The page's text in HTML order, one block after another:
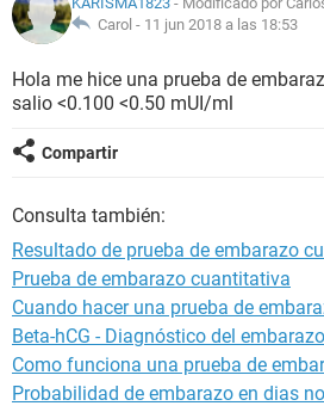
Carol - 11 jun 2018 a las 18:53
Hola me hice una prueba de
salio <0.100 <0.50 mUI/ml
Compartir
Consulta también:
Resultado de prueba de embarazo
Prueba de embarazo cuantitativa
Cuando hacer una prueba de
Beta-hCG - Diagnóstico del embarazo
Como funciona una prueba de
Probabilidad de embarazo en dias